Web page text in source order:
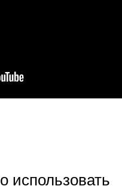
использовать